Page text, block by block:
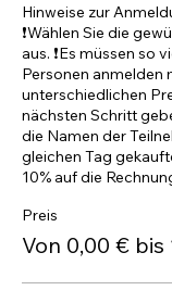
Hinweise zur
❗️Wählen Sie die
aus. ❗️Es müssen so
Personen anmelden
unterschiedlichen
nächsten Schritt
die Namen der
gleichen Tag
10% auf die
Preis
Von 0,00 € bis